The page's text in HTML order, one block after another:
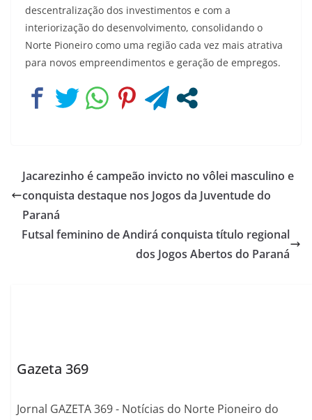
descentralização dos investimentos e com a
interiorização do desenvolvimento, consolidando o
Norte Pioneiro como uma região cada vez mais atrativa
para novos empreendimentos e geração de empregos.
Jacarezinho é campeão invicto no vôlei masculino e
conquista destaque nos Jogos da Juventude do
Paraná
Futsal feminino de Andirá conquista título regional
dos Jogos Abertos do Paraná
Gazeta 369
Jornal GAZETA 369 - Notícias do Norte Pioneiro do